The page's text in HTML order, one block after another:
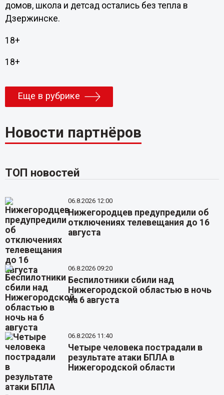
домов, школа и детсад остались без тепла в
Дзержинске.
18+
18+
Еще в рубрике
Новости партнёров
ТОП новостей
06.8.2026 12:00
Нижегородцев предупредили об
отключениях телевещания до 16
августа
06.8.2026 09:20
Беспилотники сбили над
Нижегородской областью в ночь
на 6 августа
06.8.2026 11:40
Четыре человека пострадали в
результате атаки БПЛА в
Нижегородской области